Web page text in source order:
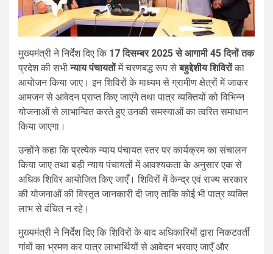
मुख्यमंत्री ने निर्देश दिए कि 17 दिसम्बर 2025 से आगामी 45 दिनों तक
प्रदेश की सभीन्याय पंचायतोंमें चरणबद्ध रूप सेबहुद्देशीय शिविरोंका
आयोजन किया जाए। इन शिविरों के माध्यम से ग्रामीण क्षेत्रों में जाकर
आमजन से आवेदन प्राप्त किए जाएंगे तथा पात्र व्यक्तियों को विभिन्न
योजनाओं से लाभान्वित करते हुए उनकी समस्याओं का त्वरित समाधान
किया जाएगा।
उन्होंने कहा कि प्रत्येक न्याय पंचायत स्तर पर कार्यक्रम का संचालन
किया जाए तथा बड़ी न्याय पंचायतों में आवश्यकता के अनुसार एक से
अधिक शिविर आयोजित किए जाएँ। शिविरों में केन्द्र एवं राज्य सरकार
की योजनाओं की विस्तृत जानकारी दी जाए ताकि कोई भी पात्र व्यक्ति
लाभ से वंचित न रहे।
मुख्यमंत्री ने निर्देश दिए कि शिविरों के बाद अधिकारियों द्वारा निकटवर्ती
गांवों का भ्रमण कर पात्र लाभार्थियों से आवेदन भरवाए जाएँ और